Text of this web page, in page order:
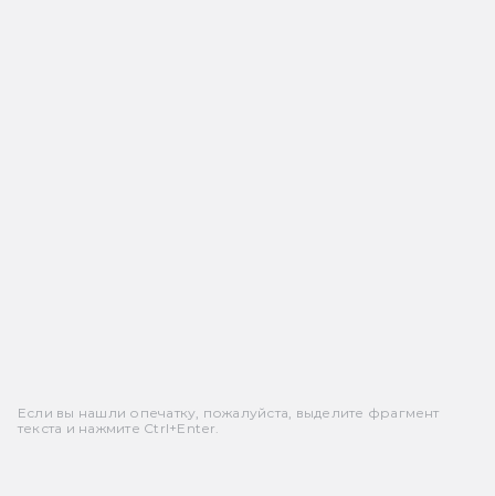
Если вы нашли опечатку, пожалуйста, выделите фрагмент
текста и нажмите Ctrl+Enter.